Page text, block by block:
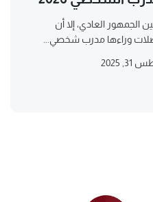
الجمهور العادي، إلا أن
وراءها مدرب شخصي...
2025